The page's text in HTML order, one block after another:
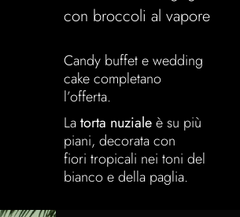
con broccoli al vapore
Candy buffet e wedding
cake completano
l’offerta.
Latorta nuzialeè su più
piani, decorata con
fiori tropicali nei toni del
bianco e della paglia.